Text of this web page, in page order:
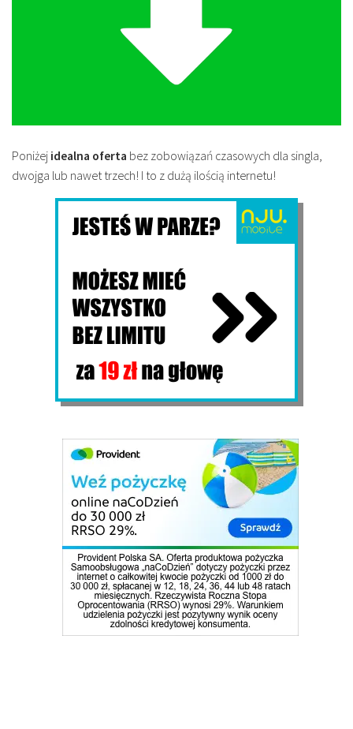
Poniżej idealna oferta bez zobowiązań czasowych dla singla,
dwojga lub nawet trzech! I to z dużą ilością internetu!